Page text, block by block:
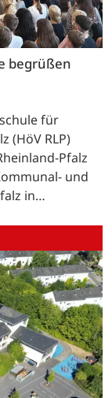
begrüßen
für
(HöV RLP)
Pfalz
und
in…